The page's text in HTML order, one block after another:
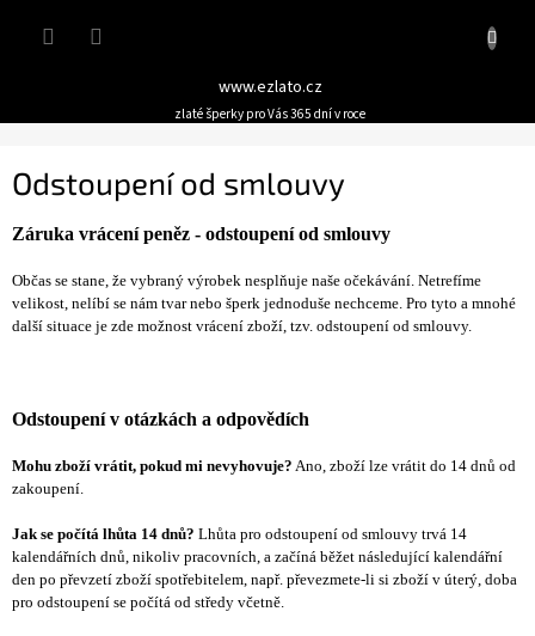
www.ezlato.cz
zlaté šperky pro Vás 365 dní v roce
Odstoupení od smlouvy
Záruka vrácení peněz - odstoupení od smlouvy
Občas se stane, že vybraný výrobek nesplňuje naše očekávání. Netrefíme
velikost, nelíbí se nám tvar nebo šperk jednoduše nechceme. Pro tyto a mnohé
další situace je zde možnost vrácení zboží, tzv. odstoupení od smlouvy.
Odstoupení v otázkách a odpovědích
Mohu zboží vrátit, pokud mi nevyhovuje? Ano, zboží lze vrátit do 14 dnů od
zakoupení.
Jak se počítá lhůta 14 dnů? Lhůta pro odstoupení od smlouvy trvá 14
kalendářních dnů, nikoliv pracovních, a začíná běžet následující kalendářní
den po převzetí zboží spotřebitelem, např. převezmete-li si zboží v úterý, doba
pro odstoupení se počítá od středy včetně.